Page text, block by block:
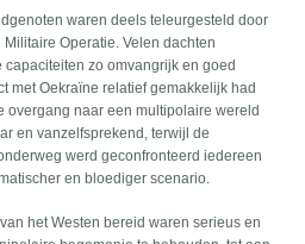
waren deels teleurgesteld door
Operatie. Velen dachten
zo omvangrijk en goed
met Oekraïne relatief gemakkelijk had
overgang naar een multipolaire wereld
en vanzelfsprekend, terwijl de
werd geconfronteerd iedereen
en bloediger scenario.
het Westen bereid waren serieus en